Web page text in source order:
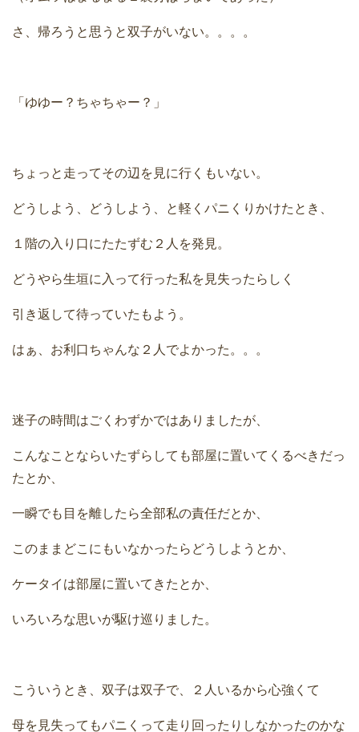
さ、帰ろうと思うと双子がいない。。。。
「ゆゆー？ちゃちゃー？」
ちょっと走ってその辺を見に行くもいない。
どうしよう、どうしよう、と軽くパニくりかけたとき、
１階の入り口にたたずむ２人を発見。
どうやら生垣に入って行った私を見失ったらしく
引き返して待っていたもよう。
はぁ、お利口ちゃんな２人でよかった。。。
迷子の時間はごくわずかではありましたが、
こんなことならいたずらしても部屋に置いてくるべきだっ
たとか、
一瞬でも目を離したら全部私の責任だとか、
このままどこにもいなかったらどうしようとか、
ケータイは部屋に置いてきたとか、
いろいろな思いが駆け巡りました。
こういうとき、双子は双子で、２人いるから心強くて
母を見失ってもパニくって走り回ったりしなかったのかな